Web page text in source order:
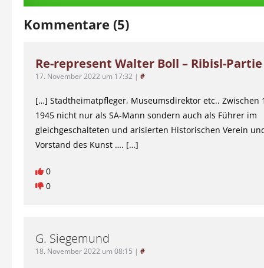
Kommentare (5)
Re-represent Walter Boll – Ribisl-Partie
17. November 2022 um 17:32 | #
[…] Stadtheimatpfleger, Museumsdirektor etc.. Zwischen
1945 nicht nur als SA-Mann sondern auch als Führer im
gleichgeschalteten und arisierten Historischen Verein
Vorstand des Kunst …. […]
0
0
G. Siegemund
18. November 2022 um 08:15 | #